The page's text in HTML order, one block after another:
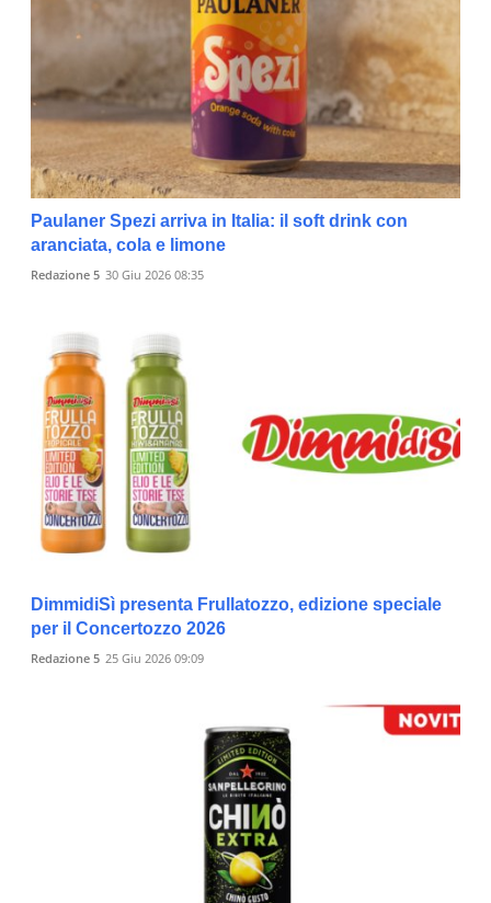
Paulaner Spezi arriva in Italia: il soft drink con
aranciata, cola e limone
Redazione 5 30 Giu 2026 08:35
DimmidiSì presenta Frullatozzo, edizione speciale
per il Concertozzo 2026
Redazione 5 25 Giu 2026 09:09